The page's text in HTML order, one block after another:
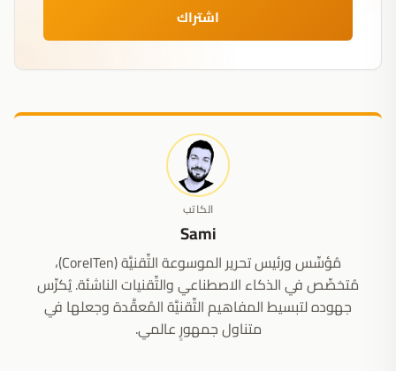
اشتراك
الكاتب
Sami
مُؤسِّس ورئيس تحرير الموسوعة التِّقنيَّة (CoreITen)،
مُتخصِّص في الذكاء الاصطناعي والتِّقنيات الناشئة. يُكرِّس
جهوده لتبسيط المفاهيم التِّقنيَّة المُعقَّدة وجعلها في
متناول جمهورٍ عالمي.